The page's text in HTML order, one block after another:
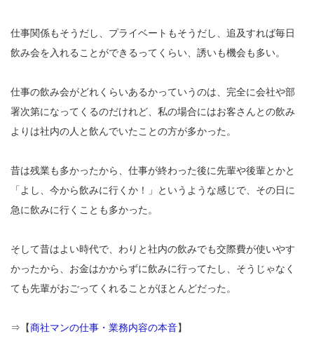
仕事関係もそうだし、プライベートもそうだし、追及すれば毎日
飲み会を入れることができるってくらい、誘いも機会も多い。
仕事の飲み会がどれくらいあるかっていうのは、完全に会社や部
署次第になってくるのだけれど、私の場合にはお客さんとの飲み
よりは社内の人と飲んでいたことの方が多かった。
昔は残業も多かったから、仕事が終わった後に先輩や後輩とかと
「よし、今から飲みに行くか！」というような感じで、その日に
急に飲みに行くことも多かった。
そして昔はよい時代で、わりと社内の飲みでも交際費が使いやす
かったから、お金はかからずに飲みに行ってたし、そうじゃなく
ても先輩がおごってくれることがほとんどだった。
⇒【商社マンの仕事・業務内容の本音】